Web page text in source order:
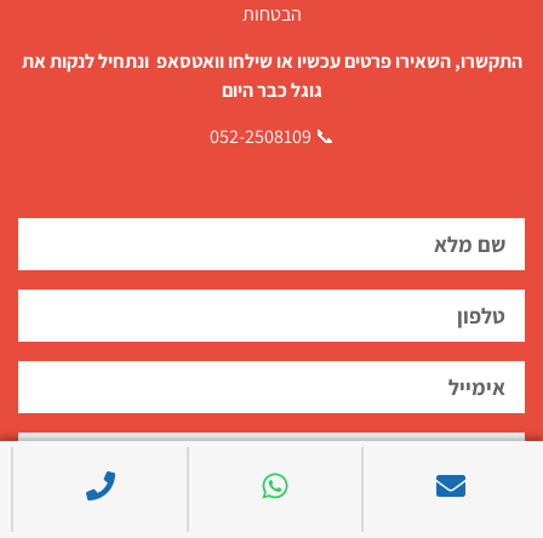
הבטחות
התקשרו, השאירו פרטים עכשיו או שילחו וואטסאפ ונתחיל לנקות את
גוגל כבר היום
📞 052-2508109
אני רוצה עמוד תוצאות חיפוש נקי ללא אזכורים שליליים!